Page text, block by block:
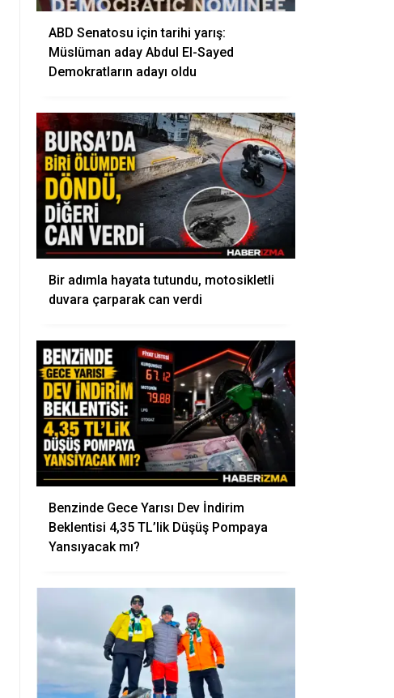
ABD Senatosu için tarihi yarış:
Müslüman aday Abdul El-Sayed
Demokratların adayı oldu
Bir adımla hayata tutundu, motosikletli
duvara çarparak can verdi
Benzinde Gece Yarısı Dev İndirim
Beklentisi 4,35 TL’lik Düşüş Pompaya
Yansıyacak mı?